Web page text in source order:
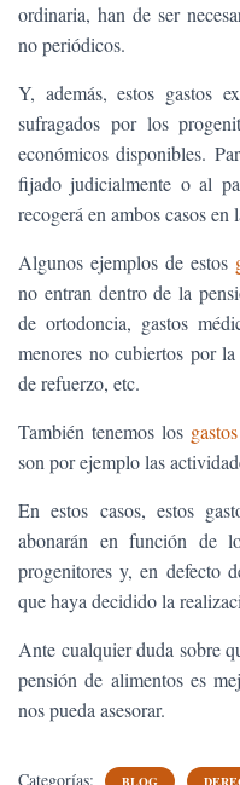
ordinaria, han de ser
no periódicos.
Y, además, estos gastos
sufragados por los
económicos disponibles.
fijado judicialmente o al
recogerá en ambos casos en
Algunos ejemplos de estos
no entran dentro de la
de ortodoncia, gastos
menores no cubiertos por
de refuerzo, etc.
También tenemos los
son por ejemplo las
En estos casos, estos
abonarán en función de
progenitores y, en defecto
que haya decidido la
Ante cualquier duda sobre
pensión de alimentos es
nos pueda asesorar.
Categorías: BLOG